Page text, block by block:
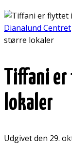
Dianalund Centret
større lokaler
Tiffani
lokaler
Udgivet den 29.